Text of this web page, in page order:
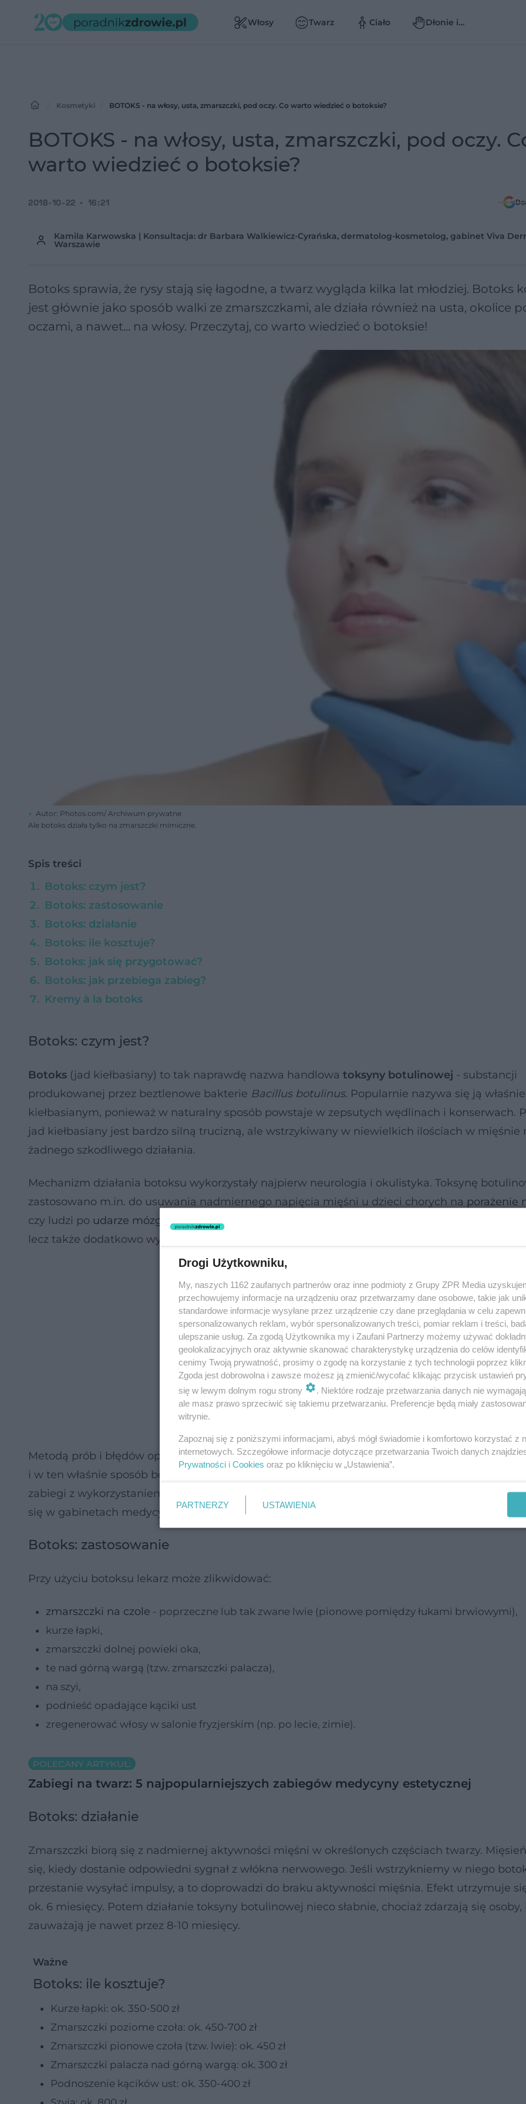
Włosy Twarz Ciało
Dłonie i
Kosmetyki BOTOKS - na włosy, usta, zmarszczki, pod oczy. Co warto wiedzieć o botoksie?
BOTOKS - na włosy, usta, zmarszczki, pod oczy.
warto wiedzieć o botoksie?
Kamila Karwowska | Konsultacja: dr Barbara Walkiewicz-Cyrańska, dermatolog-kosmetolog, gabinet Viva
Warszawie
2018-10-22 16:21
Botoks sprawia, że rysy stają się łagodne, a twarz wygląda kilka lat młodziej. Botoks
jest głównie jako sposób walki ze zmarszczkami, ale działa również na usta, okolice
oczami, a nawet... na włosy. Przeczytaj, co warto wiedzieć o botoksie!
Autor: Photos.com/ Archiwum prywatne
Ale botoks działa tylko na zmarszczki mimiczne.
Spis treści
Botoks: czym jest?
Botoks: zastosowanie
Botoks: działanie
Botoks: ile kosztuje?
Botoks: jak się przygotować?
Botoks: jak przebiega zabieg?
Kremy à la botoks
Botoks: czym jest?
Botoks (jad kiełbasiany) to tak naprawdę nazwa handlowa toksyny botulinowej - substancji
produkowanej przez beztlenowe bakterie Bacillus botulinus. Popularnie nazywa się ją
kiełbasianym, ponieważ w naturalny sposób powstaje w zepsutych wędlinach i konserwach.
jad kiełbasiany jest bardzo silną trucizną, ale wstrzykiwany w niewielkich ilościach w mięśnie
żadnego szkodliwego działania.
Mechanizm działania botoksu wykorzystały najpierw neurologia i okulistyka. Toksynę
zastosowano m.in. do usuwania nadmiernego napięcia mięśni u dzieci chorych na porażenie
czy ludzi po udarze mózgu . Kiedy zaczęto leczyć nią
lecz także dodatkowo wygładza
Metodą prób i błędów opracowano więc odpowiednie dawki, a także sposoby wstrzykiwania
i w ten właśnie sposób botoks rozpoczął karierę w dziedzinie dermatologii estetycznej. Na
zabiegi z wykorzystaniem botoksu zaczęto wykonywać pod koniec lat 80. W Polsce botulina
się w gabinetach medycyny estetycznej dopiero w 1996 roku.
Botoks: zastosowanie
Przy użyciu botoksu lekarz może zlikwidować:
zmarszczki na czole - poprzeczne lub tak zwane lwie (pionowe pomiędzy łukami brwiowymi),
kurze łapki,
zmarszczki dolnej powieki oka,
te nad górną wargą (tzw. zmarszczki palacza),
na szyi,
podnieść opadające kąciki ust
zregenerować włosy w salonie fryzjerskim (np. po lecie, zimie).
POLECANY ARTYKUŁ:
Zabiegi na twarz: 5 najpopularniejszych zabiegów medycyny estetycznej
Botoks: działanie
Zmarszczki biorą się z nadmiernej aktywności mięśni w określonych częściach twarzy.
się, kiedy dostanie odpowiedni sygnał z włókna nerwowego. Jeśli wstrzykniemy w niego
przestanie wysyłać impulsy, a to doprowadzi do braku aktywności mięśnia. Efekt utrzymuje
ok. 6 miesięcy. Potem działanie toksyny botulinowej nieco słabnie, chociaż zdarzają się osoby,
zauważają je nawet przez 8-10 miesięcy.
Ważne
Botoks: ile kosztuje?
Kurze łapki: ok. 350-500 zł
Zmarszczki poziome czoła: ok. 450-700 zł
Zmarszczki pionowe czoła (tzw. lwie): ok. 450 zł
Zmarszczki palacza nad górną wargą: ok. 300 zł
Podnoszenie kącików ust: ok. 350-400 zł
Drogi Użytkowniku,
My, naszych 1162 zaufanych partnerów oraz inne podmioty z Grupy ZPR Media
przechowujemy informacje na urządzeniu oraz przetwarzamy dane osobowe, takie jak
standardowe informacje wysyłane przez urządzenie czy dane przeglądania w celu
spersonalizowanych reklam, wybór spersonalizowanych treści, pomiar reklam i treści,
ulepszanie usług. Za zgodą Użytkownika my i Zaufani Partnerzy możemy używać
geolokalizacyjnych oraz aktywnie skanować charakterystykę urządzenia do celów
cenimy Twoją prywatność, prosimy o zgodę na korzystanie z tych technologii poprzez
Zgoda jest dobrowolna i zawsze możesz ją zmienić/wycofać klikając przycisk ustawień
się w lewym dolnym rogu strony
. Niektóre rodzaje przetwarzania danych nie
ale masz prawo sprzeciwić się takiemu przetwarzaniu. Preferencje będą miały
witrynie.
Zapoznaj się z poniższymi informacjami, abyś mógł świadomie i komfortowo korzystać z
internetowych. Szczegółowe informacje dotyczące przetwarzania Twoich danych
Prywatności i Cookies oraz po kliknięciu w „Ustawienia”.
PARTNERZY USTAWIENIA